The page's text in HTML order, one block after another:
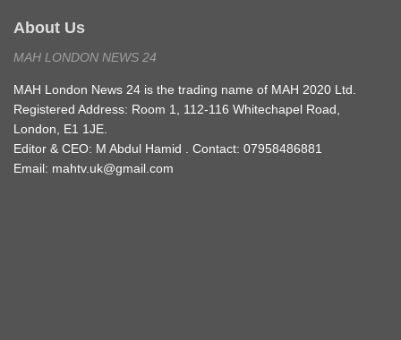
About Us
MAH LONDON NEWS 24
MAH London News 24 is the trading name of MAH 2020 Ltd.
Registered Address: Room 1, 112-116 Whitechapel Road,
London, E1 1JE.
Editor & CEO: M Abdul Hamid . Contact: 07958486881
Email: mahtv.uk@gmail.com